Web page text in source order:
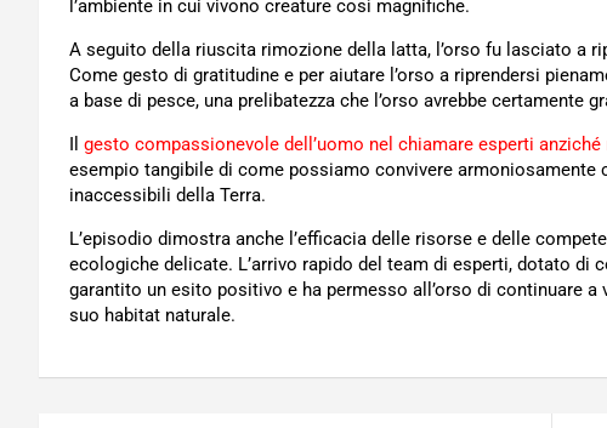
l’ambiente in cui vivono creature così magnifiche.
A seguito della riuscita rimozione della latta, l’orso fu lasciato a
Come gesto di gratitudine e per aiutare l’orso a riprendersi
a base di pesce, una prelibatezza che l’orso avrebbe certamente
Il gesto compassionevole dell’uomo nel chiamare esperti
esempio tangibile di come possiamo convivere
inaccessibili della Terra.
L’episodio dimostra anche l’efficacia delle risorse e delle
ecologiche delicate. L’arrivo rapido del team di esperti, dotato di
garantito un esito positivo e ha permesso all’orso di continuare
suo habitat naturale.